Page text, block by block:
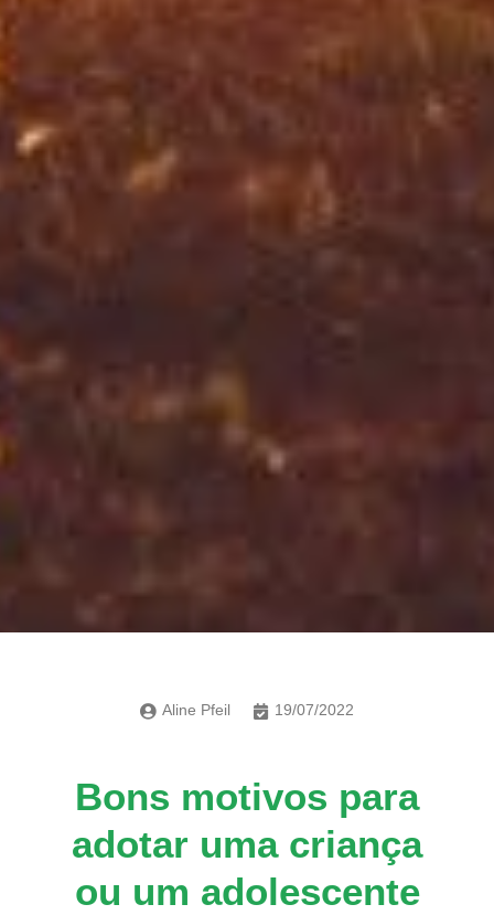
Aline Pfeil 19/07/2022
Bons motivos para
adotar uma criança
ou um adolescente